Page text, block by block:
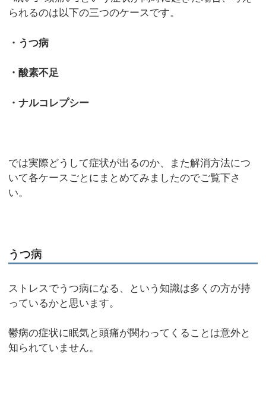
られるのは以下の三つのケースです。
・うつ病
・酸素不足
・ナルコレプシー
では実際どうして症状が出るのか、また解消方法につ
いて各ケースごとにまとめてみましたのでご覧下さ
い。
うつ病
ストレスでうつ病になる、という知識は多くの方が持
っているかと思います。
鬱病の症状に眠気と頭痛が関わってくることは意外と
知られていません。